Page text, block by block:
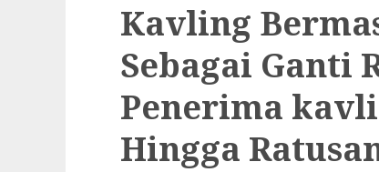
Kavling
Sebagai Ganti
Penerima
Hingga